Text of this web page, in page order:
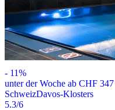
- 11%
unter der Woche ab CHF 347
SchweizDavos-Klosters
5.3/6